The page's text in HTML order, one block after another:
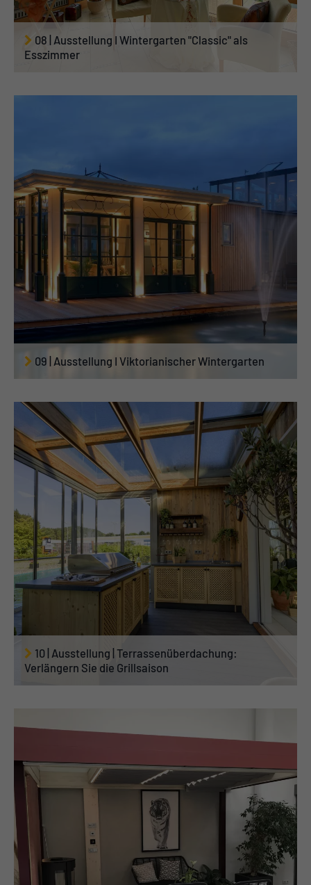
08 | Ausstellung I Wintergarten "Classic" als
Esszimmer
09 | Ausstellung I Viktorianischer Wintergarten
10 | Ausstellung | Terrassenüberdachung:
Verlängern Sie die Grillsaison